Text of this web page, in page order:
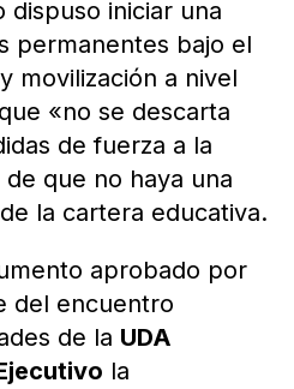
dispuso iniciar una
permanentes bajo el
movilización a nivel
«no se descarta
de fuerza a la
que no haya una
la cartera educativa.
aprobado por
del encuentro
de la UDA
la